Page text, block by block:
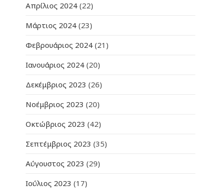
Απρίλιος 2024 (22)
Μάρτιος 2024 (23)
Φεβρουάριος 2024 (21)
Ιανουάριος 2024 (20)
Δεκέμβριος 2023 (26)
Νοέμβριος 2023 (20)
Οκτώβριος 2023 (42)
Σεπτέμβριος 2023 (35)
Αύγουστος 2023 (29)
Ιούλιος 2023 (17)